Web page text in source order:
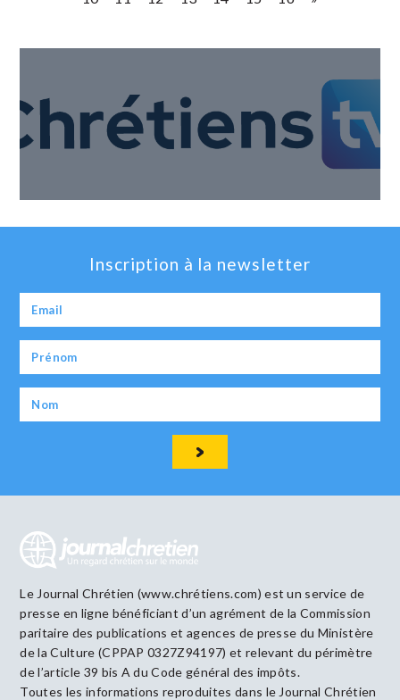
Inscription à la newsletter
Le Journal Chrétien (www.chrétiens.com) est un service de
presse en ligne bénéficiant d’un agrément de la Commission
paritaire des publications et agences de presse du Ministère
de la Culture (CPPAP 0327Z94197) et relevant du périmètre
de l’article 39 bis A du Code général des impôts.
Toutes les informations reproduites dans le Journal Chrétien